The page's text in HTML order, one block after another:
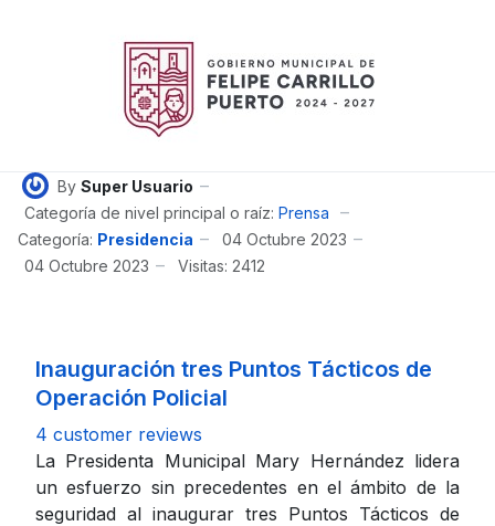
By Super Usuario
Categoría de nivel principal o raíz: Prensa
Categoría: Presidencia
04 Octubre 2023
04 Octubre 2023
Visitas: 2412
Inauguración tres Puntos Tácticos de
Operación Policial
4 customer reviews
La Presidenta Municipal Mary Hernández lidera
un esfuerzo sin precedentes en el ámbito de la
seguridad al inaugurar tres Puntos Tácticos de